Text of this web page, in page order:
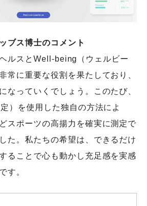
ブス博士のコメント
ルスとWell-being（ウェルビー
常に重要な役割を果たしており、
なっていくでしょう。このたび、
）を使用した独自の方法によ
スポーツの高揚力を確実に測定で
た。私たちの希望は、できるだけ
ることで心も動かし充足感を実感
す。